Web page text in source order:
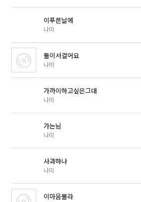
이푸른날에
나미
둘이서걸어요
나미
가까이하고싶은그대
나미
가는님
나미
사과하나
나미
이마음몰라